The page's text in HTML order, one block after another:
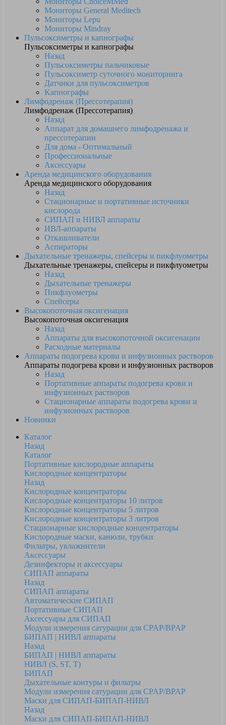
Мониторы General Meditech
Мониторы Lepu
Мониторы Mindray
Пульсоксиметры и капнографы
Пульсоксиметры и капнографы
Назад
Пульсоксиметры пальчиковые
Пульсоксиметр суточного мониторинга
Датчики для пульсоксиметров
Kапнографы
Лимфодренаж (Прессотерапия)
Лимфодренаж (Прессотерапия)
Назад
Аппарат для домашнего лимфодренажа и
прессотерапии
Для дома - Оптимальный
Профессиональные
Аксессуары
Аренда медицинского оборудования
Аренда медицинского оборудования
Назад
Стационарные и портативные источники
кислорода
СИПАП и НИВЛ аппараты
ИВЛ-аппараты
Откашливатели
Аспираторы
Дыхательные тренажеры, спейсеры и пикфлуометры
Дыхательные тренажеры, спейсеры и пикфлуометры
Назад
Дыхательные тренажеры
Пикфлуометры
Спейсеры
Высокопоточная оксигенация
Высокопоточная оксигенация
Назад
Аппараты для высокопоточной оксигенации
Расходные материалы
Аппараты подогрева крови и инфузионных растворов
Аппараты подогрева крови и инфузионных растворов
Назад
Портативные аппараты подогрева крови и
инфузионных растворов
Стационарные аппараты подогрева крови и
инфузионных растворов
Новинки
Каталог
Назад
Каталог
Портативные кислородные аппараты
Кислородные концентраторы
Назад
Кислородные концентраторы
Кислородные концентраторы 10 литров
Кислородные концентраторы 5 литров
Кислородные концентраторы 3 литров
Стационарные кислородные концентраторы
Кислородные маски, канюли, трубки
Фильтры, увлажнители
Аксессуары
Дезинфекторы и аксессуары
СИПАП аппараты
Назад
СИПАП аппараты
Автоматические СИПАП
Портативные СИПАП
Аксессуары для СИПАП
Модули измерения сатурации для CPAP/BPAP
БИПАП | НИВЛ аппараты
Назад
БИПАП | НИВЛ аппараты
НИВЛ (S, ST, T)
БИПАП
Дыхательные контуры и фильтры
Модули измерения сатурации для CPAP/BPAP
Маски для СИПАП-БИПАП-НИВЛ
Назад
Маски для СИПАП-БИПАП-НИВЛ